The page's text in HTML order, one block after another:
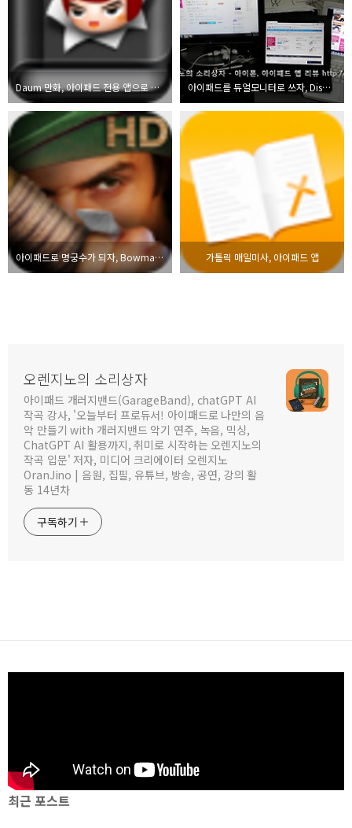
Daum 만화, 아이패드 전용 앱으로 편하게 감상하자 아이패드를 듀얼모니터로 쓰자, Displaylink 현재 무료 이벤트중
아이패드로 명궁수가 되자, Bowmaster HD 가톨릭 매일미사, 아이패드 앱
오렌지노의 소리상자
아이패드 개러지밴드(GarageBand), chatGPT AI
작곡 강사, '오늘부터 프로듀서! 아이패드로 나만의 음
악 만들기 with 개러지밴드 악기 연주, 녹음, 믹싱,
ChatGPT AI 활용까지, 취미로 시작하는 오렌지노의
작곡 입문' 저자, 미디어 크리에이터 오렌지노
OranJino | 음원, 집필, 유튜브, 방송, 공연, 강의 활
동 14년차
구독하기
최근 포스트